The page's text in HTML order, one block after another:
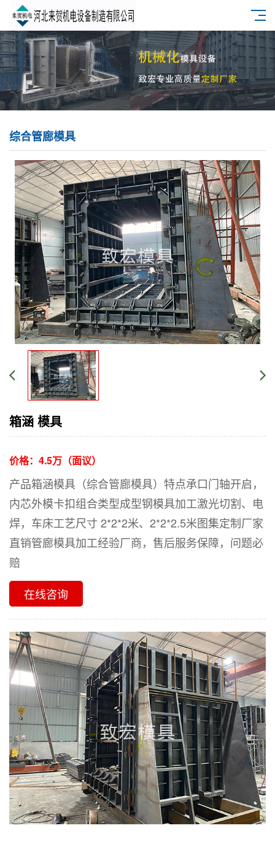
综合管廊模具
箱涵 模具
价格： 4.5万（面议）
产品箱涵模具（综合管廊模具）特点承口门轴开启，
内芯外模卡扣组合类型成型钢模具加工激光切割、电
焊，车床工艺尺寸 2*2*2米、2*2*2.5米图集定制厂家
直销管廊模具加工经验厂商，售后服务保障，问题必
赔
在线咨询